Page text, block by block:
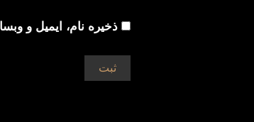
ذخیره نام، ایمیل و